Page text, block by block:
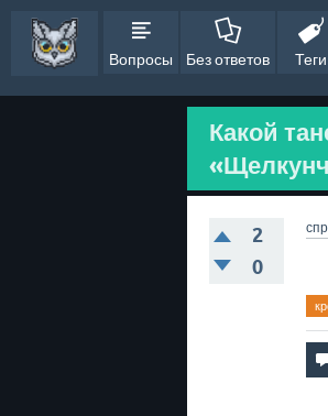
Вопросы Без ответов Теги
Какой
2
0